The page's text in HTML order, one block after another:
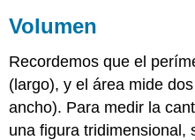
Volumen
Recordemos que el
(largo), y el área mide
ancho). Para medir la
una figura tridimensional,